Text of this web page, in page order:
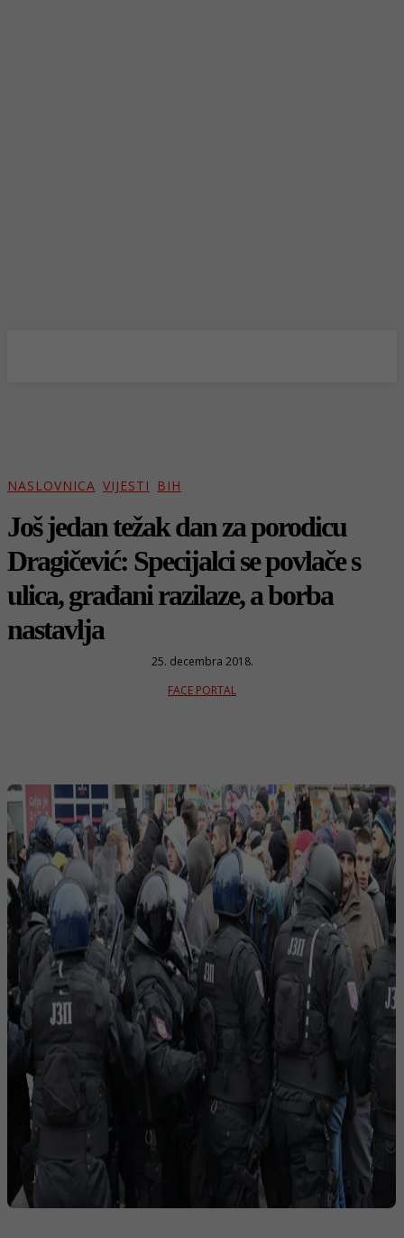
NASLOVNICA VIJESTI BIH
Još jedan težak dan za porodicu
Dragičević: Specijalci se povlače s
ulica, građani razilaze, a borba
nastavlja
25. decembra 2018.
FACE PORTAL